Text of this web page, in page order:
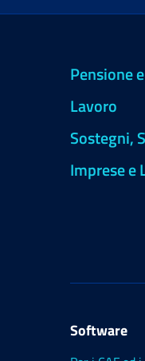
Pensione
Lavoro
Sostegni,
Imprese e
Software